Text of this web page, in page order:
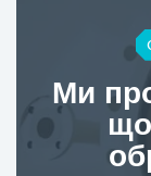
Ми